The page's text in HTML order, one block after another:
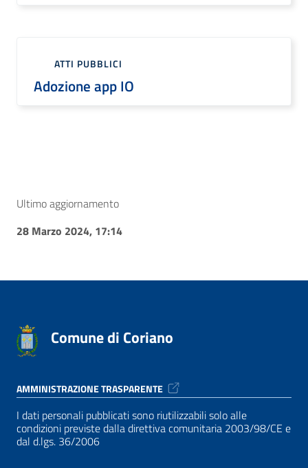
ATTI PUBBLICI
Adozione app IO
Ultimo aggiornamento
28 Marzo 2024, 17:14
Comune di Coriano
AMMINISTRAZIONE TRASPARENTE
I dati personali pubblicati sono riutilizzabili solo alle
condizioni previste dalla direttiva comunitaria 2003/98/CE e
dal d.lgs. 36/2006